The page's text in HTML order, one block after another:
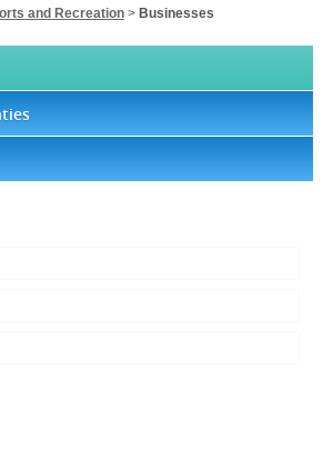
and Recreation> Businesses